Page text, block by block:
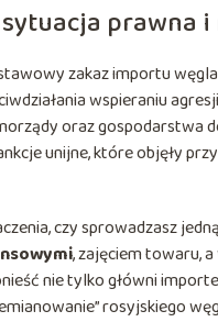
prawna
zakaz importu
wspieraniu
oraz gospodarstwa
unijne, które objęły
czy sprowadzasz
, zajęciem towaru,
nie tylko główni
rosyjskiego